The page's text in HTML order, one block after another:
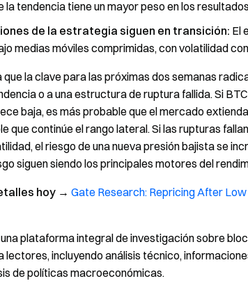
la tendencia tiene un mayor peso en los
de la estrategia siguen en transición: El
medias móviles comprimidas, con volatilidad
la clave para las próximas dos semanas
o a una estructura de ruptura fallida. Si
baja, es más probable que el mercado
que continúe el rango lateral. Si las rupturas
el riesgo de una nueva presión bajista se
siguen siendo los principales motores del
hoy → Gate Research: Repricing After
plataforma integral de investigación sobre
lectores, incluyendo análisis técnico,
de políticas macroeconómicas.